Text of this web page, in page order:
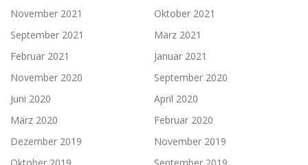
November 2021
Oktober 2021
September 2021
März 2021
Februar 2021
Januar 2021
November 2020
September 2020
Juni 2020
April 2020
März 2020
Februar 2020
Dezember 2019
November 2019